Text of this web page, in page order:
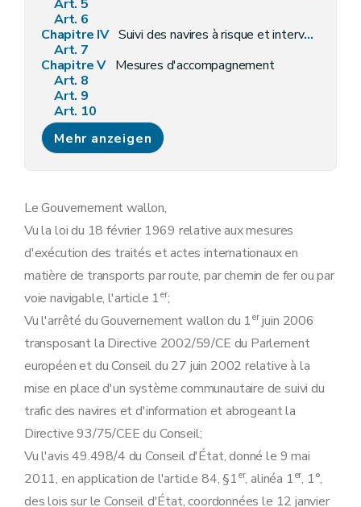
Art. 5
Art. 6
Chapitre IV Suivi des navires à risque et intervention en cas d'incidents et accidents en mer
Art. 7
Chapitre V Mesures d'accompagnement
Art. 8
Art. 9
Art. 10
Chapitre VI Dispositions finales
Art. 11
Art. 12
Annexe
Mehr anzeigen
Le Gouvernement wallon,
Vu la loi du 18 février 1969 relative aux mesures
d'exécution des traités et actes internationaux en
matière de transports par route, par chemin de fer ou par
voie navigable, l'article 1er;
Vu l'arrêté du Gouvernement wallon du 1erjuin 2006
transposant la Directive 2002/59/CE du Parlement
européen et du Conseil du 27 juin 2002 relative à la
mise en place d'un système communautaire de suivi du
trafic des navires et d'information et abrogeant la
Directive 93/75/CEE du Conseil;
Vu l'avis 49.498/4 du Conseil d'État, donné le 9 mai
2011, en application de l'article 84, §1er, alinéa 1er, 1°,
des lois sur le Conseil d'État, coordonnées le 12 janvier